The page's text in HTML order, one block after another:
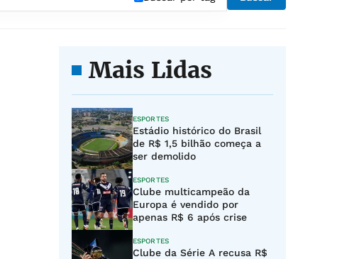
Mais Lidas
ESPORTES
Estádio histórico do Brasil
de R$ 1,5 bilhão começa a
ser demolido
ESPORTES
Clube multicampeão da
Europa é vendido por
apenas R$ 6 após crise
ESPORTES
Clube da Série A recusa R$